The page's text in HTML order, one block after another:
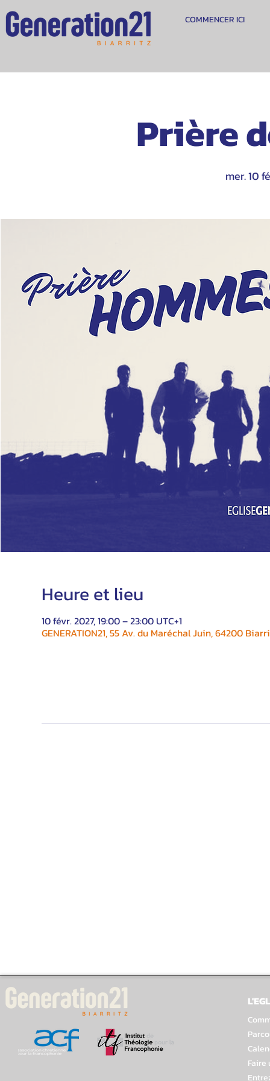
COMMENCER ICI
Prière
mer. 10
Heure et lieu
10 févr. 2027, 19:00 – 23:00 UTC+1
GENERATION21, 55 Av. du Maréchal Juin, 64200
Faire